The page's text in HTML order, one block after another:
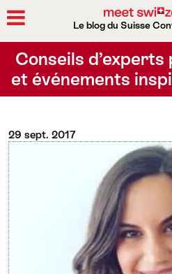
Le blog du Suisse
Conseils
et événements
29 sept. 2017